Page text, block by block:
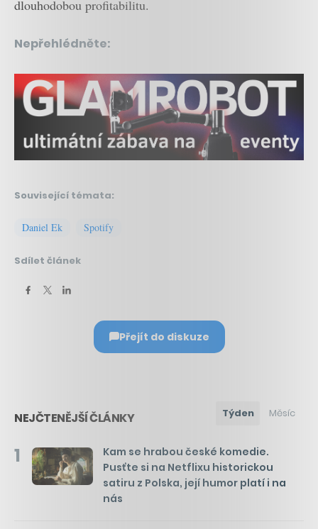
dlouhodobou profitabilitu.
Nepřehlédněte:
Související témata:
Daniel Ek Spotify
Sdílet článek
Přejít do diskuze
NEJČTENĚJŠÍ ČLÁNKY Týden Měsíc
1
Kam se hrabou české komedie.
Pusťte si na Netflixu historickou
satiru z Polska, její humor platí i na
nás